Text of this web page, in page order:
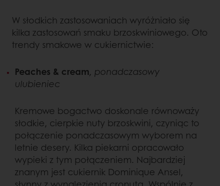
W słodkich zastosowaniach wyróżniało się
kilka zastosowań smaku brzoskwiniowego. Oto
trendy smakowe w cukiernictwie:
Peaches & cream, ponadczasowy
ulubieniec
Kremowe bogactwo doskonale równoważy
słodkie, cierpkie nuty brzoskwini, czyniąc to
połączenie ponadczasowym wyborem na
letnie desery. Kilka piekarni opracowało
wypieki z tym połączeniem. Najbardziej
znanym jest cukiernik Dominique Ansel,